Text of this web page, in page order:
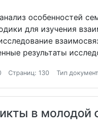
особенностей
для изучения
результаты
Страниц: 130 Тип
в молодой